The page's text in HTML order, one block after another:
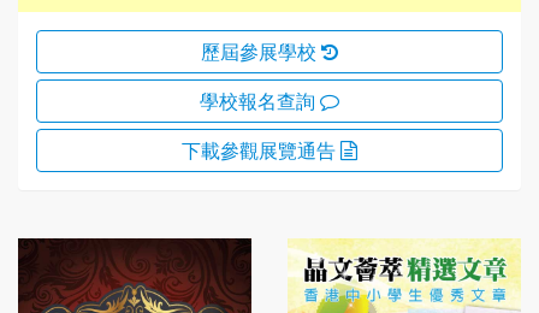
歷屆參展學校
學校報名查詢
下載參觀展覽通告